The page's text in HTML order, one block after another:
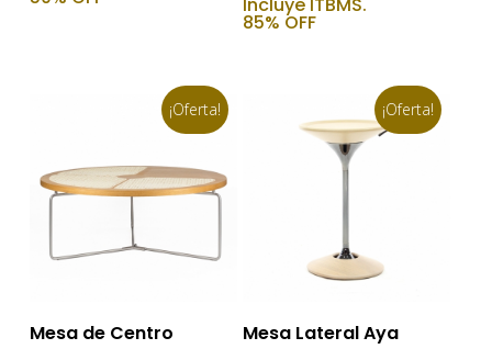
original
85% OFF
¡Oferta!
Añadir Al Carrito
Mesa de Centro
¡Oferta!
Añadir Al Carrito
Mesa Lateral Aya